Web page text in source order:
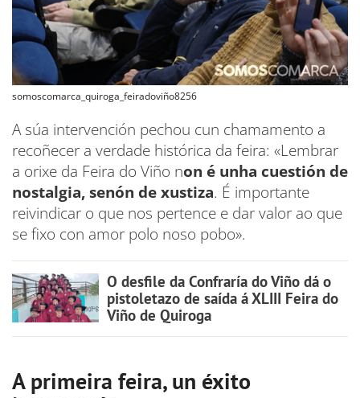
somoscomarca_quiroga_feiradoviño8256
A súa intervención pechou cun chamamento a
recoñecer a verdade histórica da feira: «Lembrar
a orixe da Feira do Viño non é unha cuestión de
nostalgia, senón de xustiza. É importante
reivindicar o que nos pertence e dar valor ao que
se fixo con amor polo noso pobo».
O desfile da Confraría do Viño dá o
pistoletazo de saída á XLIII Feira do
Viño de Quiroga
A primeira feira, un éxito